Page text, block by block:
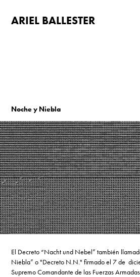
ARIEL BALLESTER
Noche y Niebla
El Decreto “Nacht und Nebel” también
Niebla” o "Decreto N.N." firmado el 7 de
Supremo Comandante de las Fuerzas